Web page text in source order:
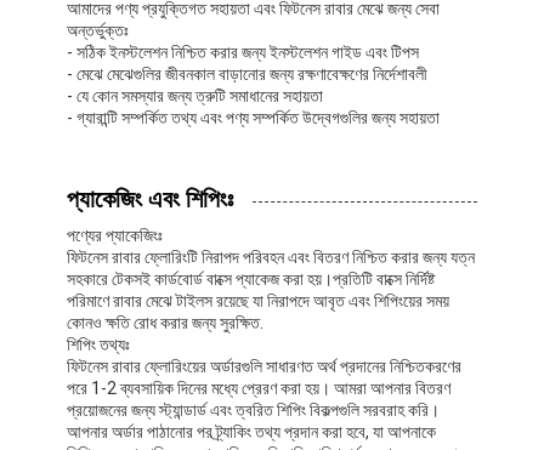
কৃত্রিম ঘাস infill
এসবিআর রাবার কণিকা
কৃত্রিম ঘাস
রানিং ট্র্যাক ইনস্টলেশন
আমাদের পণ্য প্রযুক্তিগত সহায়তা এবং ফিটনেস রাবার মেঝে জন্য সেবা
অন্তর্ভুক্তঃ
- সঠিক ইনস্টলেশন নিশ্চিত করার জন্য ইনস্টলেশন গাইড এবং টিপস
- মেঝে মেঝেগুলির জীবনকাল বাড়ানোর জন্য রক্ষণাবেক্ষণের নির্দেশাবলী
- যে কোন সমস্যার জন্য ত্রুটি সমাধানের সহায়তা
- গ্যারান্টি সম্পর্কিত তথ্য এবং পণ্য সম্পর্কিত উদ্বেগগুলির জন্য সহায়তা
প্যাকেজিং এবং শিপিংঃ
পণ্যের প্যাকেজিংঃ
ফিটনেস রাবার ফ্লোরিংটি নিরাপদ পরিবহন এবং বিতরণ নিশ্চিত করার জন্য যত্ন
সহকারে টেকসই কার্ডবোর্ড বাক্সে প্যাকেজ করা হয়।প্রতিটি বাক্সে নির্দিষ্ট
পরিমাণে রাবার মেঝে টাইলস রয়েছে যা নিরাপদে আবৃত এবং শিপিংয়ের সময়
কোনও ক্ষতি রোধ করার জন্য সুরক্ষিত.
শিপিং তথ্যঃ
ফিটনেস রাবার ফ্লোরিংয়ের অর্ডারগুলি সাধারণত অর্থ প্রদানের নিশ্চিতকরণের
পরে 1-2 ব্যবসায়িক দিনের মধ্যে প্রেরণ করা হয়। আমরা আপনার বিতরণ
প্রয়োজনের জন্য স্ট্যান্ডার্ড এবং ত্বরিত শিপিং বিকল্পগুলি সরবরাহ করি।
আপনার অর্ডার পাঠানোর পর ট্র্যাকিং তথ্য প্রদান করা হবে, যা আপনাকে